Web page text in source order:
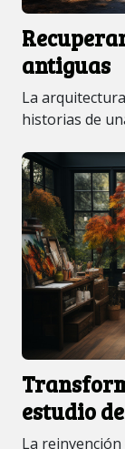
antiguas
La
historias de
estudio
La